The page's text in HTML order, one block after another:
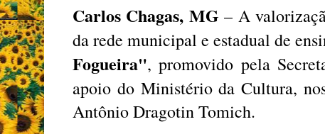
Carlos Chagas, MG – A
da rede municipal e estadual de
Fogueira", promovido pela
apoio do Ministério da Cultura,
Antônio Dragotin Tomich.